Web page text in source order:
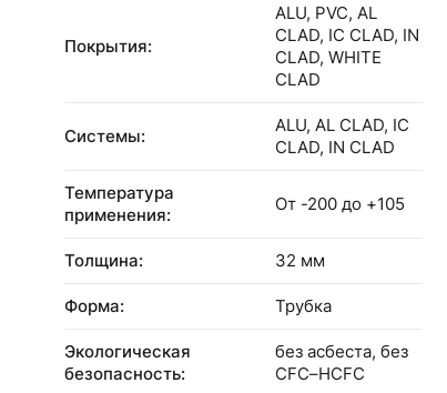
Покрытия:
ALU, PVC, AL
CLAD, IC CLAD, IN
CLAD, WHITE
CLAD
Системы:
ALU, AL CLAD, IC
CLAD, IN CLAD
Температура
применения:
От -200 до +105
Толщина: 32 мм
Форма: Трубка
Экологическая
безопасность:
без асбеста, без
CFC–HCFC